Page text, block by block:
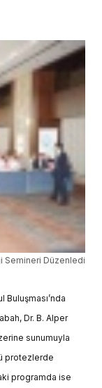
Semineri Düzenledi
Dr. B. Alper
sunumuyla
protezlerde
programda ise